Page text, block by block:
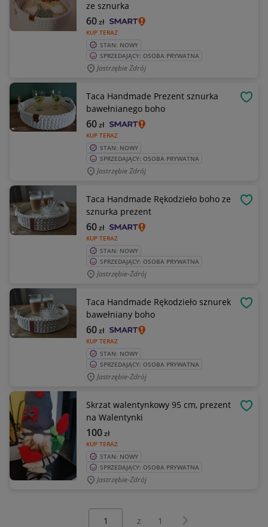
ze sznurka
KUP TERAZ
60zł
STAN: NOWY
SPRZEDAJĄCY: OSOBA PRYWATNA
Jastrzębie Zdrój
Taca Handmade Prezent sznurka
bawełnianego boho
KUP TERAZ
60zł
STAN: NOWY
SPRZEDAJĄCY: OSOBA PRYWATNA
Jastrzębie Zdrój
Taca Handmade Rękodzieło boho ze
sznurka prezent
KUP TERAZ
60zł
STAN: NOWY
SPRZEDAJĄCY: OSOBA PRYWATNA
Jastrzębie-Zdrój
Taca Handmade Rękodzieło sznurek
bawełniany boho
KUP TERAZ
60zł
STAN: NOWY
SPRZEDAJĄCY: OSOBA PRYWATNA
Jastrzębie-Zdrój
Skrzat walentynkowy 95 cm, prezent
na Walentynki
KUP TERAZ
100zł
STAN: NOWY
SPRZEDAJĄCY: OSOBA PRYWATNA
Jastrzębie-Zdrój
z 1 Następna strona